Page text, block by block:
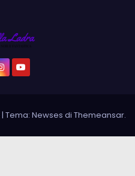
| Tema: Newses di Themeansar.